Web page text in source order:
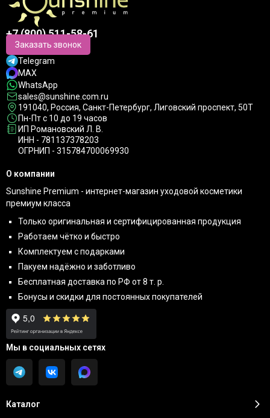
+7 (800) 511-58-61
Заказать звонок
Telegram
MAX
WhatsApp
sales@sunshine.com.ru
191040, Россия, Санкт-Петербург, Лиговский проспект, 50Т
Пн-Пт с 10 до 19 часов
ИП Романовский Л. В.
ИНН - 781137378203
ОГРНИП - 315784700069930
Каталог
О компании
Sunshine Premium - интернет-магазин уходовой косметики
премиум класса
Только оригинальная и сертифицированная продукция
Работаем чётко и быстро
Комплектуем с подарками
Пакуем надёжно и заботливо
Бесплатная доставка по РФ от 8 т. р.
Бонусы и скидки для постоянных покупателей
Мы в социальных сетях